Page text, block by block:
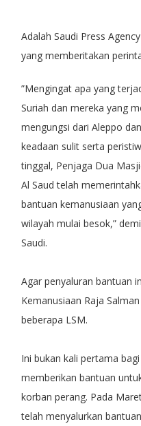
Adalah Saudi Press
yang memberitakan
”Mengingat apa yang
Suriah dan mereka yang
mengungsi dari Aleppo
keadaan sulit serta
tinggal, Penjaga Dua
Al Saud telah
bantuan kemanusiaan
wilayah mulai besok,”
Saudi.
Agar penyaluran bantuan
Kemanusiaan Raja
beberapa LSM.
Ini bukan kali pertama
memberikan bantuan
korban perang. Pada
telah menyalurkan